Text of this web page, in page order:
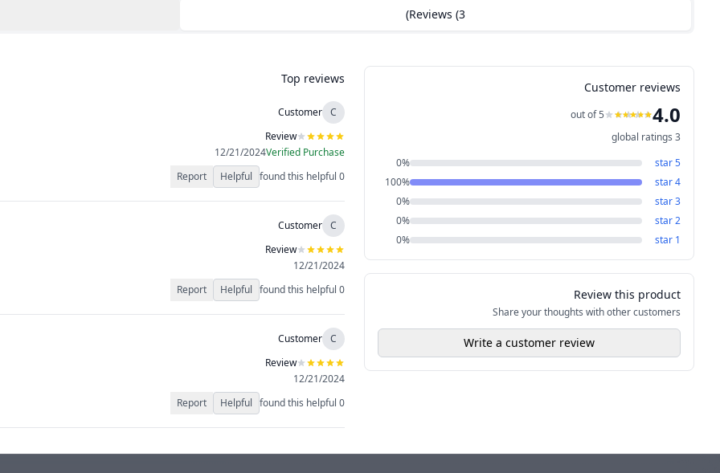
Reviews (3
)
Customer reviews
4.0
out of 5
3
global ratings
5
star
0%
4
star
100%
3
star
0%
2
star
0%
1
star
0%
Review this product
Share your thoughts with other customers
Write a customer review
Top reviews
C
Customer
Review
Verified Purchase
12/21/2024
0
found this helpful
Helpful
Report
C
Customer
Review
12/21/2024
0
found this helpful
Helpful
Report
C
Customer
Review
12/21/2024
0
found this helpful
Helpful
Report